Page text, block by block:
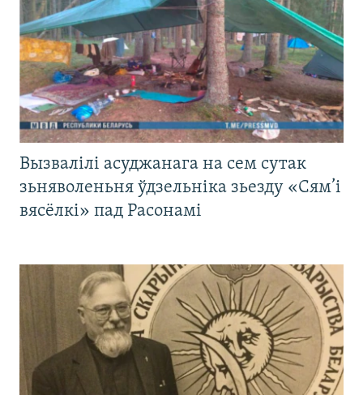
Вызвалілі асуджанага на сем сутак
зьняволеньня ўдзельніка зьезду «Сям’і
вясёлкі» пад Расонамі